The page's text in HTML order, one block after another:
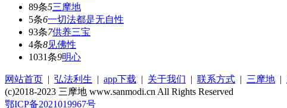
89条5三摩地
5条6一切法都是无自性
93条7供养三宝
4条8见佛性
1031条9明心
网站首页 | 弘法利生 | app下载 | 关于我们 | 联系方式 | 三摩地 |
(c)2018-2023 三摩地 www.sanmodi.cn All Rights Reserved
鄂ICP备2021019967号